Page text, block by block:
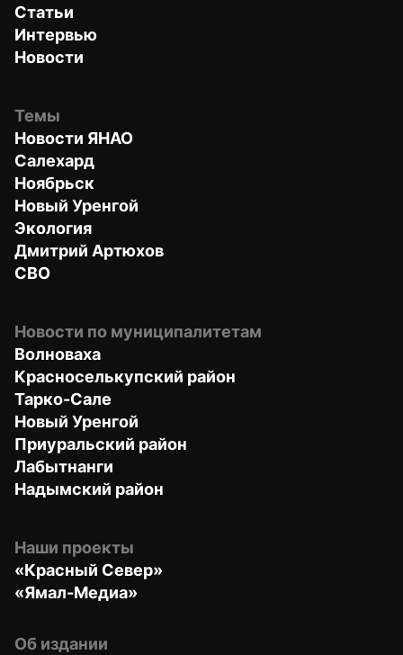
Статьи
Интервью
Новости
Темы
Новости ЯНАО
Салехард
Ноябрьск
Новый Уренгой
Экология
Дмитрий Артюхов
СВО
Новости по муниципалитетам
Волноваха
Красноселькупский район
Тарко-Сале
Новый Уренгой
Приуральский район
Лабытнанги
Надымский район
Наши проекты
«Красный Север»
«Ямал-Медиа»
Об издании